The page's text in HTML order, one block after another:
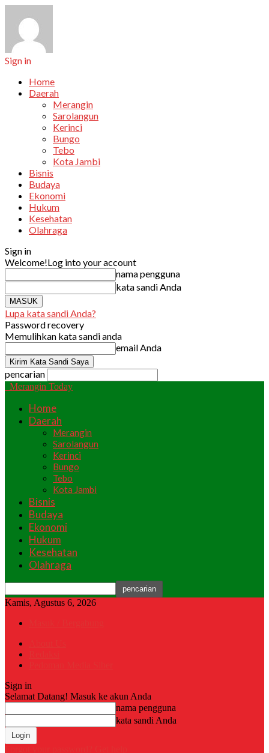
Sign in
Home
Daerah
Merangin
Sarolangun
Kerinci
Bungo
Tebo
Kota Jambi
Bisnis
Budaya
Ekonomi
Hukum
Kesehatan
Olahraga
Sign in
Welcome!Log into your account
nama pengguna
kata sandi Anda
Lupa kata sandi Anda?
Password recovery
Memulihkan kata sandi anda
email Anda
pencarian
Merangin Today
Home
Daerah
Merangin
Sarolangun
Kerinci
Bungo
Tebo
Kota Jambi
Bisnis
Budaya
Ekonomi
Hukum
Kesehatan
Olahraga
Kamis, Agustus 6, 2026
Sign in
Selamat Datang! Masuk ke akun Anda
nama pengguna
kata sandi Anda